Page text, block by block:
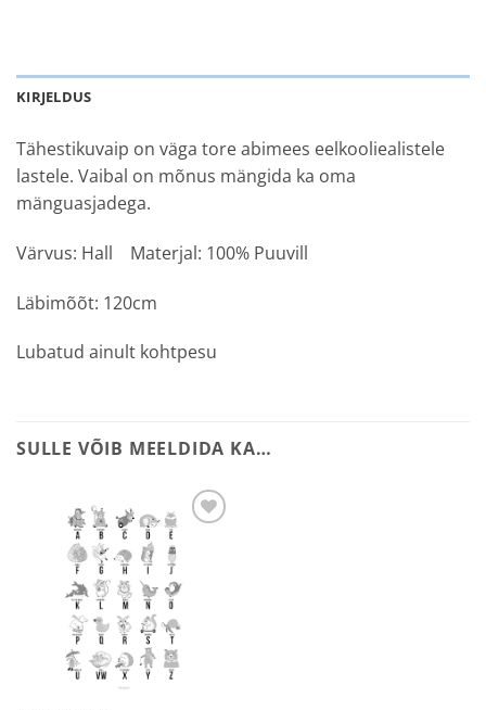
KIRJELDUS
Tähestikuvaip on väga tore abimees eelkooliealistele
lastele. Vaibal on mõnus mängida ka oma
mänguasjadega.
Värvus: Hall Materjal: 100% Puuvill
Läbimõõt: 120cm
Lubatud ainult kohtpesu
SULLE VÕIB MEELDIDA KA…
soovilisti